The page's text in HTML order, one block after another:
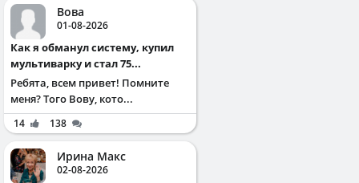
Вова
01-08-2026
Как я обманул систему, купил
мультиварку и стал 75...
Ребята, всем привет! Помните
меня? Того Вову, кото...
14 138
Ирина Макс
02-08-2026